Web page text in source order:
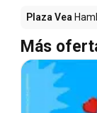
Plaza Vea
Más